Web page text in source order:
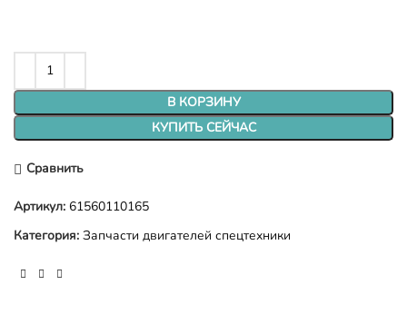
В КОРЗИНУ
КУПИТЬ СЕЙЧАС
Сравнить
Артикул: 61560110165
Категория: Запчасти двигателей спецтехники